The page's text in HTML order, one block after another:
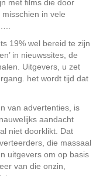
met films die door
in vele
19% wel bereid te zijn
in nieuwssites, de
Uitgevers, u zet
het wordt tijd dat
van advertenties, is
aandacht
niet doorklikt. Dat
die massaal
uitgevers om op basis
van die onzin,